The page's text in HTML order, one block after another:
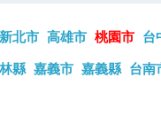
新北市 高雄市 桃園市 台
縣 嘉義市 嘉義縣 台南